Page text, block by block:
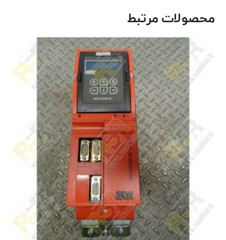
محصولات مرتبط